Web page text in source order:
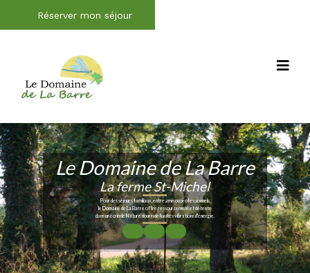
Réserver mon séjour
Le Domaine de La Barre
Pour des séjours familiaux, entre amis ou professionnels,
le Domaine de La Barre offre ressourcement et détente
dans un écrin de Nature nourri de hautes vibrations d'énergie.
La ferme St-Michel